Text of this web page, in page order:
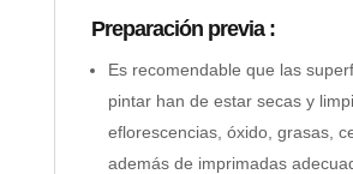
Preparación previa :
Es recomendable que las
pintar han de estar secas y
eflorescencias, óxido, grasas,
además de imprimadas